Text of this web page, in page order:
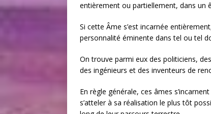
entièrement ou partiellement, dans un
Si cette Âme s’est incarnée
personnalité éminente dans tel ou tel
On trouve parmi eux des politiciens,
des ingénieurs et des inventeurs de
En règle générale, ces âmes
s’atteler à sa réalisation le plus tôt